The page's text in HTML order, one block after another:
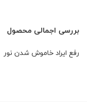
بررسی اجمالی محصول
رفع ایراد خاموش شدن نور